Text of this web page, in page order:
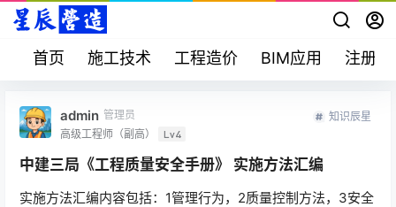
首页 施工技术 工程造价 BIM应用 注册考
admin 管理员
高级工程师（副高）
Lv4
知识辰星
中建三局《工程质量安全手册》 实施方法汇编
实施方法汇编内容包括：1管理行为，2质量控制方法，3安全